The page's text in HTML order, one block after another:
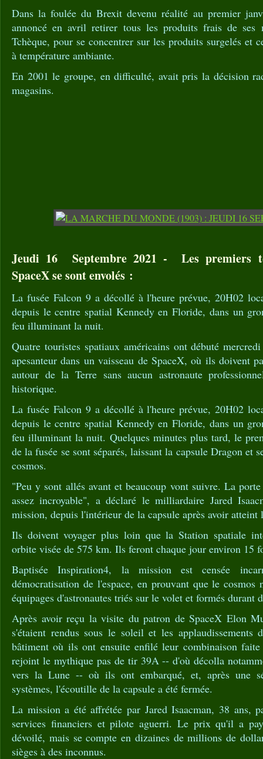
Dans la foulée du Brexit devenu réalité au premier
annoncé en avril retirer tous les produits frais de ses
Tchèque, pour se concentrer sur les produits surgelés et
à température ambiante.
En 2001 le groupe, en difficulté, avait pris la décision
magasins.
Jeudi 16 Septembre 2021 - Les premiers
SpaceX se sont envolés :
La fusée Falcon 9 a décollé à l'heure prévue, 20H02
depuis le centre spatial Kennedy en Floride, dans un
feu illuminant la nuit.
Quatre touristes spatiaux américains ont débuté
apesanteur dans un vaisseau de SpaceX, où ils doivent
autour de la Terre sans aucun astronaute
historique.
La fusée Falcon 9 a décollé à l'heure prévue, 20H02
depuis le centre spatial Kennedy en Floride, dans un
feu illuminant la nuit. Quelques minutes plus tard, le
de la fusée se sont séparés, laissant la capsule Dragon et
cosmos.
"Peu y sont allés avant et beaucoup vont suivre. La
assez incroyable", a déclaré le milliardaire Jared
mission, depuis l'intérieur de la capsule après avoir atteint
Ils doivent voyager plus loin que la Station spatiale
orbite visée de 575 km. Ils feront chaque jour environ 15
Baptisée Inspiration4, la mission est censée
démocratisation de l'espace, en prouvant que le cosmos
équipages d'astronautes triés sur le volet et formés durant
Après avoir reçu la visite du patron de SpaceX Elon
s'étaient rendus sous le soleil et les applaudissements
bâtiment où ils ont ensuite enfilé leur combinaison
rejoint le mythique pas de tir 39A -- d'où décolla
vers la Lune -- où ils ont embarqué, et, après une
systèmes, l'écoutille de la capsule a été fermée.
La mission a été affrétée par Jared Isaacman, 38 ans,
services financiers et pilote aguerri. Le prix qu'il a
dévoilé, mais se compte en dizaines de millions de
sièges à des inconnus.